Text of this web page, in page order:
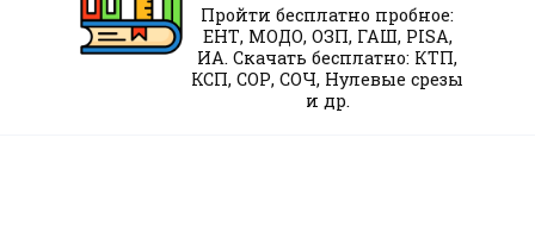
Пройти бесплатно пробное:
ЕНТ, МОДО, ОЗП, ГАШ, PISA,
ИА. Скачать бесплатно: КТП,
КСП, СОР, СОЧ, Нулевые срезы
и др.